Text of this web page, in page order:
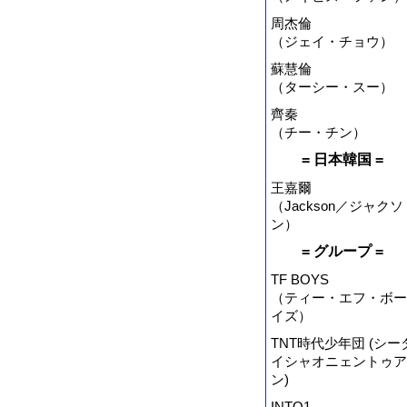
周杰倫
（ジェイ・チョウ）
蘇慧倫
（ターシー・スー）
齊秦
（チー・チン）
= 日本韓国 =
王嘉爾
（Jackson／ジャクソ
ン）
= グループ =
TF BOYS
（ティー・エフ・ボー
イズ）
TNT時代少年団 (シー
イシャオニェントゥア
ン)